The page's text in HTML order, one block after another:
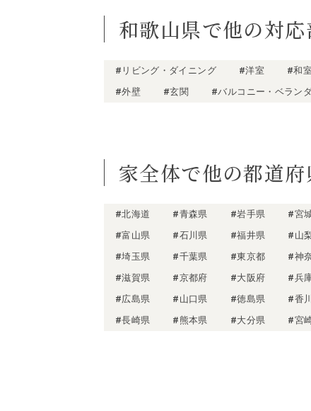
和歌山県で他の対
#リビング・ダイニング #洋室 #和室
#外壁
#玄関 #バルコニー・ベラン
家全体で他の都道
#北海道 #青森県 #岩手県 #宮
#富山県
#石川県 #福井県 #山
#埼玉県
#千葉県 #東京都 #神
#滋賀県
#京都府 #大阪府 #兵
#広島県
#山口県 #徳島県 #香
#長崎県
#熊本県 #大分県 #宮